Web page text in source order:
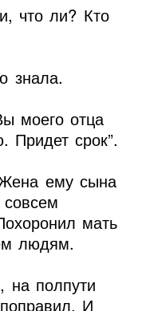
что ли? Кто
знала.
моего отца
Придет срок”.
ему сына
мать
людям.
полпути
И